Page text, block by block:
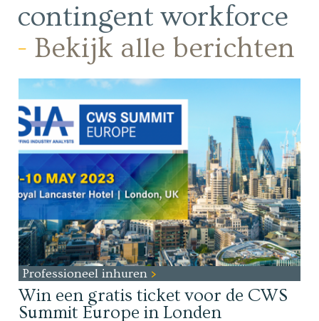
contingent workforce
- Bekijk alle berichten
Professioneel inhuren
Win een gratis ticket voor de CWS
Summit Europe in Londen